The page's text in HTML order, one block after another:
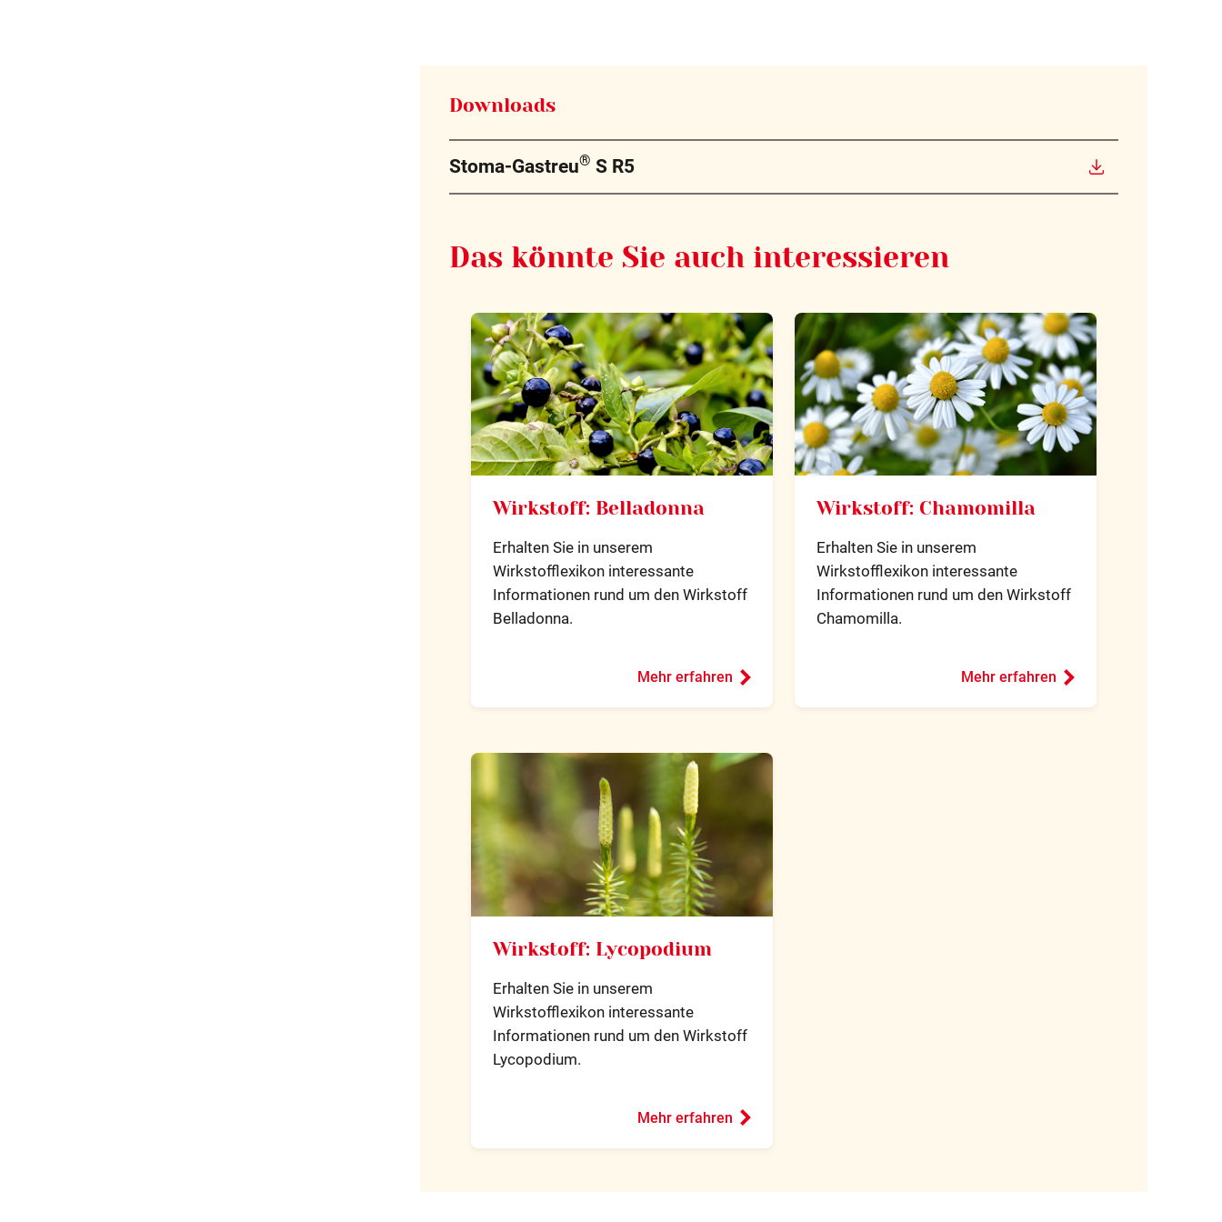
Downloads
Stoma-Gastreu® S R5
Das könnte Sie auch interessieren
Wirkstoff: Belladonna
Erhalten Sie in unserem
Wirkstofflexikon interessante
Informationen rund um den Wirkstoff
Belladonna.
Mehr erfahren
Wirkstoff: Chamomilla
Erhalten Sie in unserem
Wirkstofflexikon interessante
Informationen rund um den Wirkstoff
Chamomilla.
Mehr erfahren
Wirkstoff: Lycopodium
Erhalten Sie in unserem
Wirkstofflexikon interessante
Informationen rund um den Wirkstoff
Lycopodium.
Mehr erfahren